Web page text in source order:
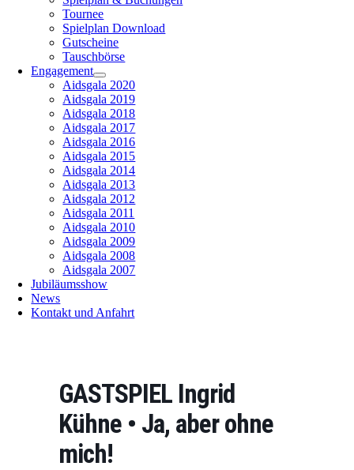
Tournee
Spielplan Download
Gutscheine
Tauschbörse
Engagement
Aidsgala 2020
Aidsgala 2019
Aidsgala 2018
Aidsgala 2017
Aidsgala 2016
Aidsgala 2015
Aidsgala 2014
Aidsgala 2013
Aidsgala 2012
Aidsgala 2011
Aidsgala 2010
Aidsgala 2009
Aidsgala 2008
Aidsgala 2007
Jubiläumsshow
News
Kontakt und Anfahrt
GASTSPIEL Ingrid
Kühne • Ja, aber ohne
mich!